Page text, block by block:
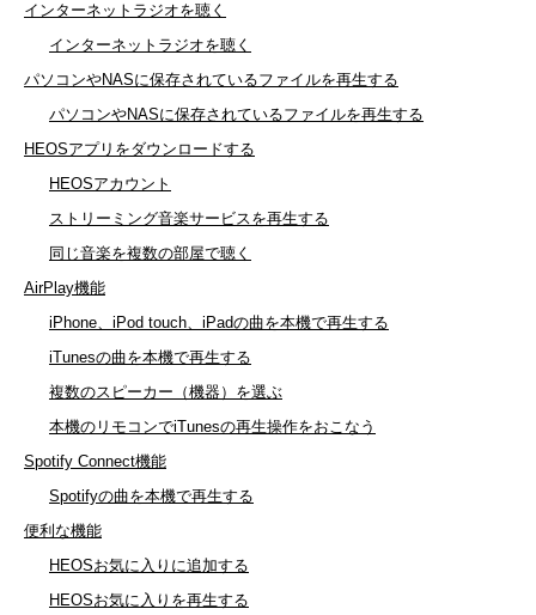
インターネットラジオを聴く
インターネットラジオを聴く
パソコンやNASに保存されているファイルを再生する
パソコンやNASに保存されているファイルを再生する
HEOSアプリをダウンロードする
HEOSアカウント
ストリーミング音楽サービスを再生する
同じ音楽を複数の部屋で聴く
AirPlay機能
iPhone、iPod touch、iPadの曲を本機で再生する
iTunesの曲を本機で再生する
複数のスピーカー（機器）を選ぶ
本機のリモコンでiTunesの再生操作をおこなう
Spotify Connect機能
Spotifyの曲を本機で再生する
便利な機能
HEOSお気に入りに追加する
HEOSお気に入りを再生する